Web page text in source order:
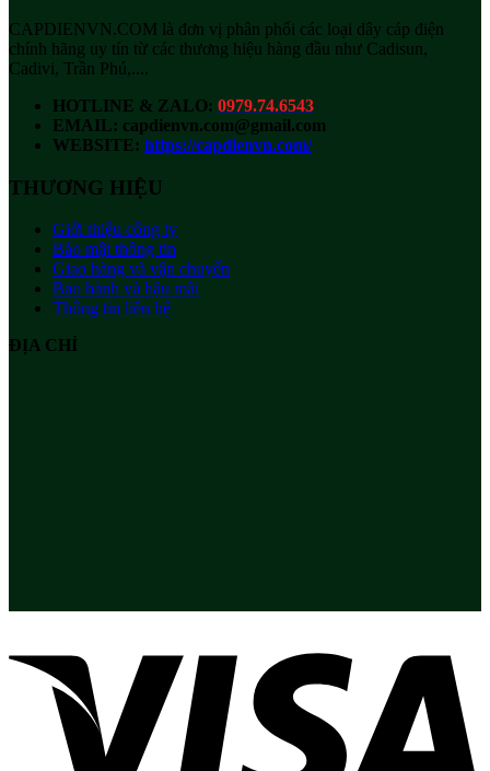
CAPDIENVN.COM là đơn vị phân phối các loại dây cáp điện
chính hãng uy tín từ các thương hiệu hàng đầu như Cadisun,
Cadivi, Trần Phú,....
HOTLINE & ZALO: 0979.74.6543
EMAIL: capdienvn.com@gmail.com
WEBSITE: https://capdienvn.com/
THƯƠNG HIỆU
Giới thiệu công ty
Bảo mật thông tin
Giao hàng và vận chuyển
Bảo hành và hậu mãi
Thông tin liên hệ
ĐỊA CHỈ